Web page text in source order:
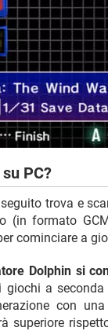
PC?
trova e
formato
cominciare a
Dolphin si
a
con
superiore